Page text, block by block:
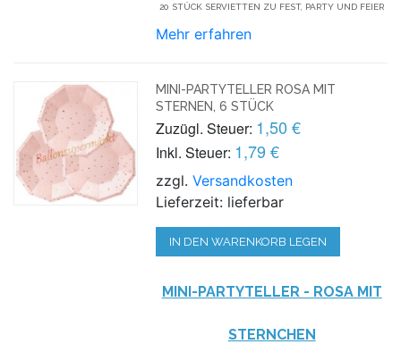
20 STÜCK SERVIETTEN ZU FEST, PARTY UND FEIER
Mehr erfahren
MINI-PARTYTELLER ROSA MIT
STERNEN, 6 STÜCK
Zuzügl. Steuer: 1,50 €
Inkl. Steuer: 1,79 €
zzgl.Versandkosten
Lieferzeit: lieferbar
IN DEN WARENKORB LEGEN
MINI-PARTYTELLER - ROSA MIT
STERNCHEN